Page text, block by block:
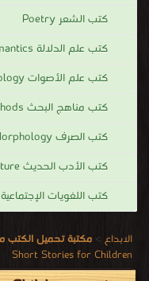
كتب الصرف Morphology
كتب الأدب الحديث Modern literature
كتب اللغويات الإجتماعية Sociolinguistics
الابداع>مكتبة تحميل الكتب
Short Stories for Children
كتب Short Stories for Children
for Children:
أفضل